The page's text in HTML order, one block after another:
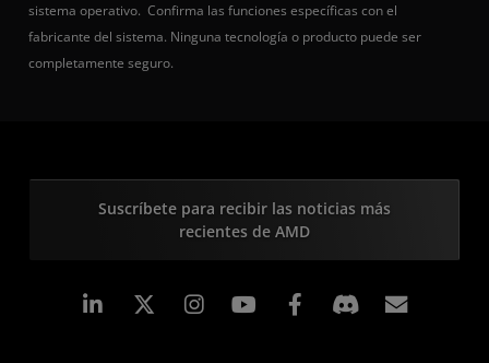
sistema operativo. Confirma las funciones específicas con el
fabricante del sistema. Ninguna tecnología o producto puede ser
completamente seguro.
Suscríbete para recibir las noticias más
recientes de AMD
LinkedIn Instagram Facebook